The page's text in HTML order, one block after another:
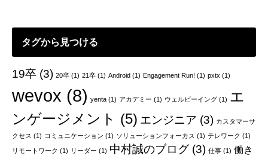
タグから見つける
19卒(3) 20卒(1) 21卒(1) Android(1) Engagement Run! (1) pxtx (1)
wevox (8) yenta(1) アカデミー (1) ウェルビーイング(1) エ
ンゲージメント (5) エンジニア (3) カスタマーサ
クセス (1) コミュニケーション (1) ソリューションフォーカス (1) テレワーク (1)
リモートワーク (1) リーダー (1) 中村誠のブログ(3) 仕事(1) 働き